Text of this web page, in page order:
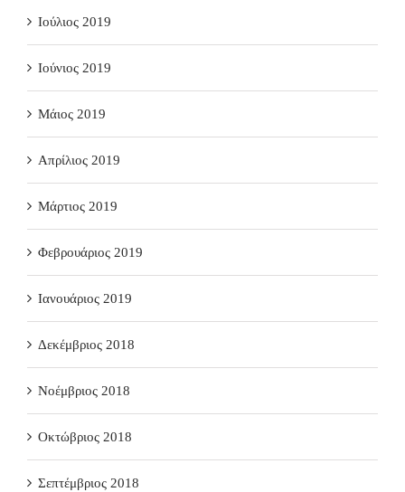
Ιούλιος 2019
Ιούνιος 2019
Μάιος 2019
Απρίλιος 2019
Μάρτιος 2019
Φεβρουάριος 2019
Ιανουάριος 2019
Δεκέμβριος 2018
Νοέμβριος 2018
Οκτώβριος 2018
Σεπτέμβριος 2018